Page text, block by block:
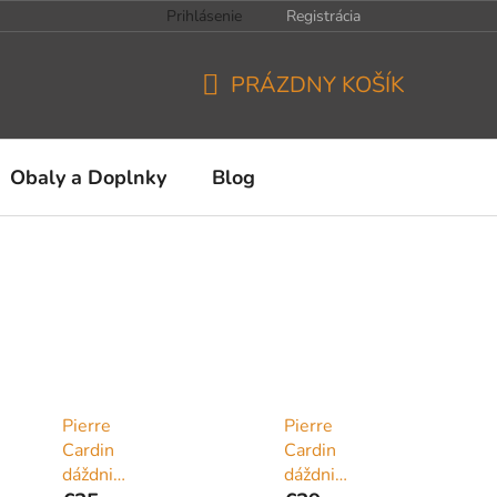
Prihlásenie Registrácia
KOŠÍK
PRÁZDNY KOŠÍK
Obaly a Doplnky Blog
Pierre
Cardin
dáždnik
Pierre
Cardin
dáždnik